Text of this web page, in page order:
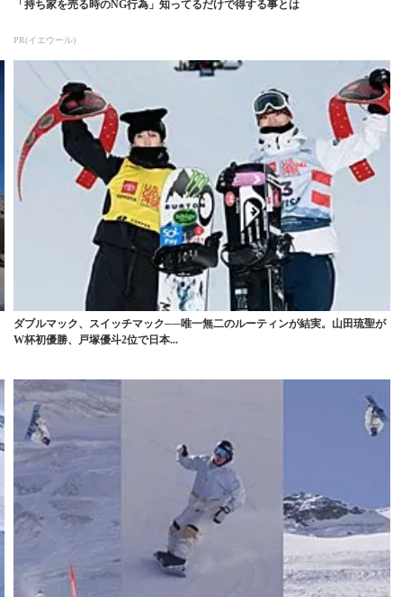
「持ち家を売る時のNG行為」知ってるだけで得する事とは
PR(イエウール)
ダブルマック、スイッチマック──唯一無二のルーティンが結実。山田琉聖が
W杯初優勝、戸塚優斗2位で日本...